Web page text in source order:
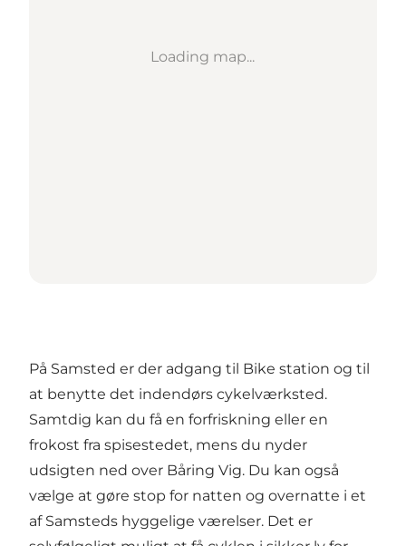
Loading map...
På Samsted er der adgang til Bike station og til
at benytte det indendørs cykelværksted.
Samtdig kan du få en forfriskning eller en
frokost fra spisestedet, mens du nyder
udsigten ned over Båring Vig. Du kan også
vælge at gøre stop for natten og overnatte i et
af Samsteds hyggelige værelser. Det er